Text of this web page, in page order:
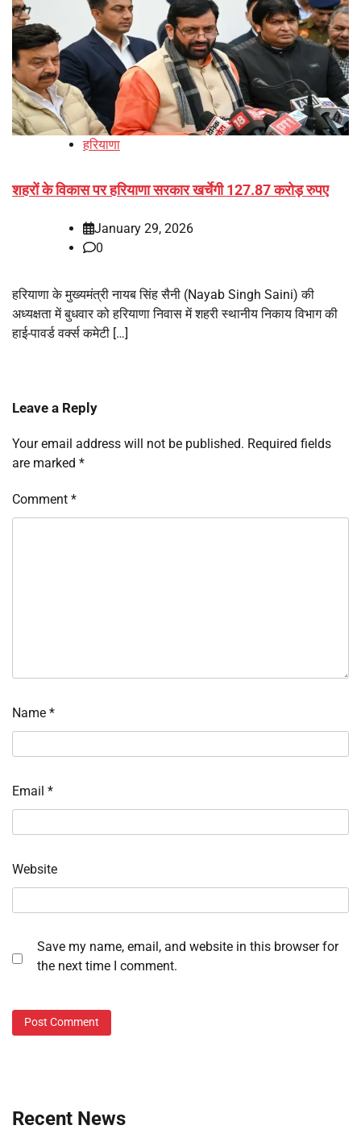
हरियाणा
शहरों के विकास पर हरियाणा सरकार खर्चेगी 127.87 करोड़ रुपए
January 29, 2026
0
हरियाणा के मुख्यमंत्री नायब सिंह सैनी (Nayab Singh Saini) की
अध्यक्षता में बुधवार को हरियाणा निवास में शहरी स्थानीय निकाय विभाग की
हाई-पावर्ड वर्क्स कमेटी […]
Leave a Reply
Your email address will not be published. Required fields
are marked *
Comment *
Name *
Email *
Website
Save my name, email, and website in this browser for
the next time I comment.
Recent News